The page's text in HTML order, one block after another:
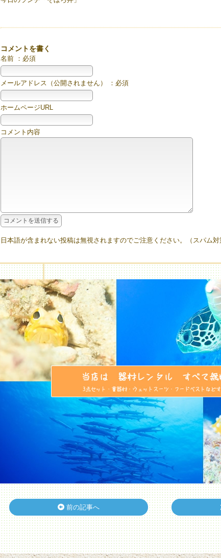
コメントを書く
名前 ：必須
メールアドレス（公開されません） ：必須
ホームページURL
コメント内容
日本語が含まれない投稿は無視されますのでご注意ください。（スパム対
前の記事へ